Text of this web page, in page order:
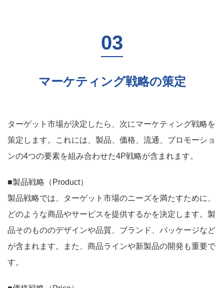
マーケティング戦略の策定
ターゲット市場が決定したら、次にマーケティング戦略を
策定します。これには、製品、価格、流通、プロモーショ
ンの4つの要素を組み合わせた4P戦略が含まれます。
■製品戦略（Product）
製品戦略では、ターゲット市場のニーズを満たすために、
どのような商品やサービスを提供するかを決定します。製
品そのもののデザインや品質、ブランド、パッケージなど
が含まれます。また、商品ラインや新製品の開発も重要で
す。